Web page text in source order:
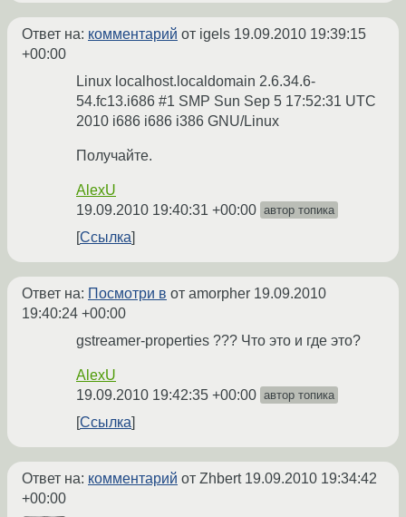
Ответ на: комментарий от igels 19.09.2010 19:39:15
+00:00
Linux localhost.localdomain 2.6.34.6-
54.fc13.i686 #1 SMP Sun Sep 5 17:52:31 UTC
2010 i686 i686 i386 GNU/Linux
Получайте.
AlexU
19.09.2010 19:40:31 +00:00 автор топика
Ссылка
Ответ на: Посмотри в от amorpher 19.09.2010
19:40:24 +00:00
gstreamer-properties ??? Что это и где это?
AlexU
19.09.2010 19:42:35 +00:00 автор топика
Ссылка
Ответ на: комментарий от Zhbert 19.09.2010 19:34:42
+00:00